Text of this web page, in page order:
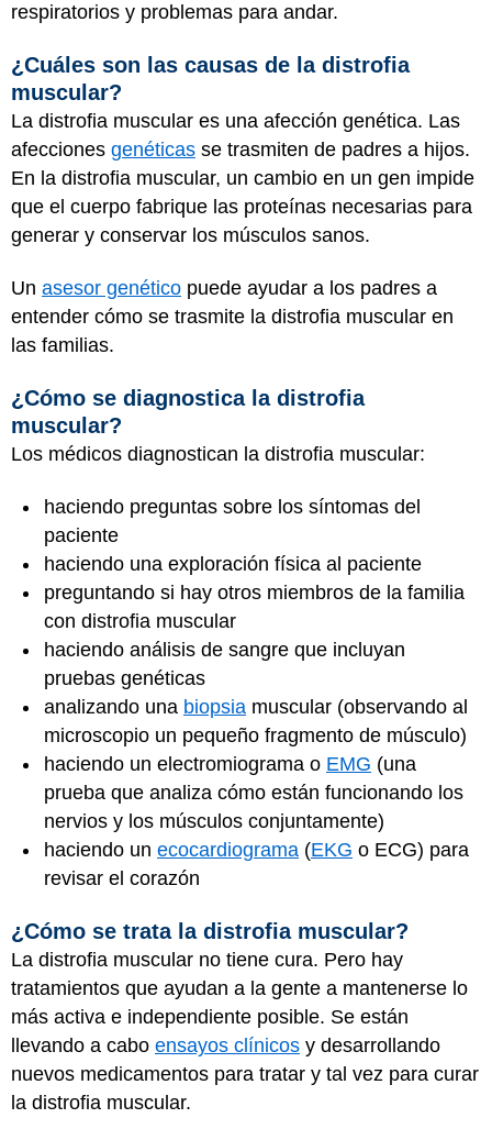
respiratorios y problemas para andar.
¿Cuáles son las causas de la distrofia
muscular?
La distrofia muscular es una afección genética. Las
afecciones genéticas se trasmiten de padres a hijos.
En la distrofia muscular, un cambio en un gen impide
que el cuerpo fabrique las proteínas necesarias para
generar y conservar los músculos sanos.
Un asesor genético puede ayudar a los padres a
entender cómo se trasmite la distrofia muscular en
las familias.
¿Cómo se diagnostica la distrofia
muscular?
Los médicos diagnostican la distrofia muscular:
haciendo preguntas sobre los síntomas del
paciente
haciendo una exploración física al paciente
preguntando si hay otros miembros de la familia
con distrofia muscular
haciendo análisis de sangre que incluyan
pruebas genéticas
analizando una biopsia muscular (observando al
microscopio un pequeño fragmento de músculo)
haciendo un electromiograma o EMG (una
prueba que analiza cómo están funcionando los
nervios y los músculos conjuntamente)
haciendo un ecocardiograma (EKG o ECG) para
revisar el corazón
¿Cómo se trata la distrofia muscular?
La distrofia muscular no tiene cura. Pero hay
tratamientos que ayudan a la gente a mantenerse lo
más activa e independiente posible. Se están
llevando a cabo ensayos clínicos y desarrollando
nuevos medicamentos para tratar y tal vez para curar
la distrofia muscular.